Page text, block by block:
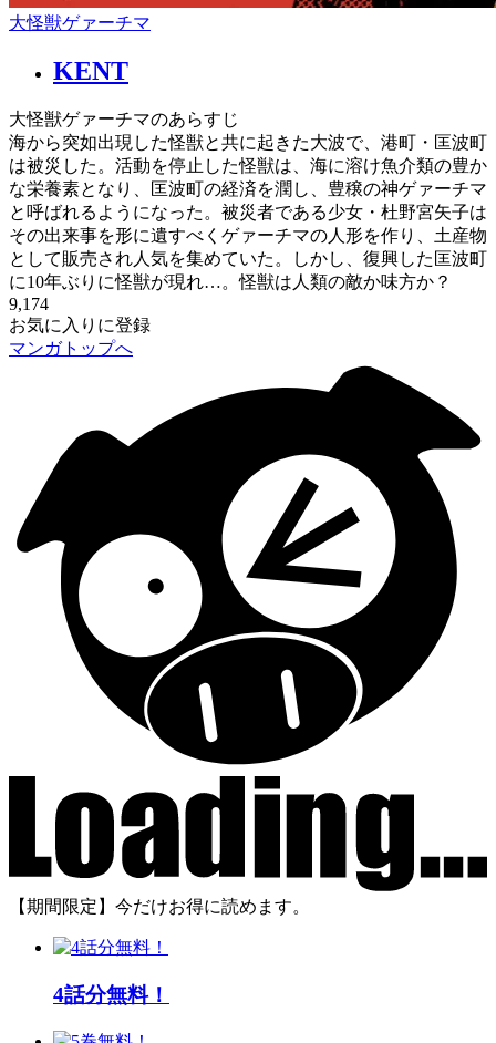
大怪獣ゲァーチマ
KENT
大怪獣ゲァーチマのあらすじ
海から突如出現した怪獣と共に起きた大波で、港町・匡波町
は被災した。活動を停止した怪獣は、海に溶け魚介類の豊か
な栄養素となり、匡波町の経済を潤し、豊穣の神ゲァーチマ
と呼ばれるようになった。被災者である少女・杜野宮矢子は
その出来事を形に遺すべくゲァーチマの人形を作り、土産物
として販売され人気を集めていた。しかし、復興した匡波町
に10年ぶりに怪獣が現れ…。怪獣は人類の敵か味方か？
9,174
お気に入りに登録
マンガトップへ
【期間限定】今だけお得に読めます。
4話分無料！